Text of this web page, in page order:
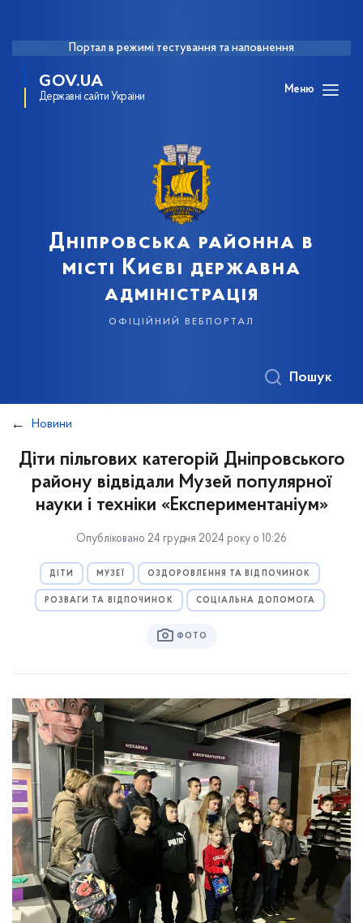
Портал в режимі тестування та наповнення
GOV.UA
Державні сайти України
Меню
Дніпровська районна в
місті Києві державна
адміністрація
офіційний вебпортал
Пошук
Новини
Діти пільгових категорій Дніпровського
району відвідали Музей популярної
науки і техніки «Експериментаніум»
Опубліковано 24 грудня 2024 року о 10:26
ДІТИ МУЗЕЇ ОЗДОРОВЛЕННЯ ТА ВІДПОЧИНОК
РОЗВАГИ ТА ВІДПОЧИНОК СОЦІАЛЬНА ДОПОМОГА
ФОТО